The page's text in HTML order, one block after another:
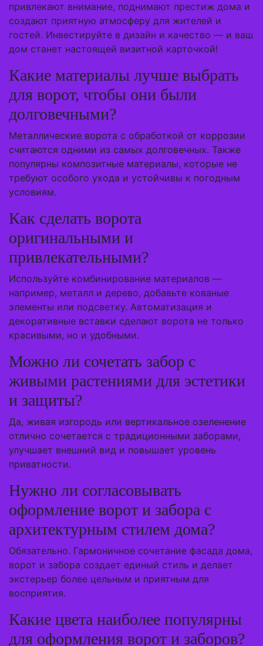
привлекают внимание, поднимают престиж дома и
создают приятную атмосферу для жителей и
гостей. Инвестируйте в дизайн и качество — и ваш
дом станет настоящей визитной карточкой!
Какие материалы лучше выбрать
для ворот, чтобы они были
долговечными?
Металлические ворота с обработкой от коррозии
считаются одними из самых долговечных. Также
популярны композитные материалы, которые не
требуют особого ухода и устойчивы к погодным
условиям.
Как сделать ворота
оригинальными и
привлекательными?
Используйте комбинирование материалов —
например, металл и дерево, добавьте кованые
элементы или подсветку. Автоматизация и
декоративные вставки сделают ворота не только
красивыми, но и удобными.
Можно ли сочетать забор с
живыми растениями для эстетики
и защиты?
Да, живая изгородь или вертикальное озеленение
отлично сочетается с традиционными заборами,
улучшает внешний вид и повышает уровень
приватности.
Нужно ли согласовывать
оформление ворот и забора с
архитектурным стилем дома?
Обязательно. Гармоничное сочетание фасада дома,
ворот и забора создает единый стиль и делает
экстерьер более цельным и приятным для
восприятия.
Какие цвета наиболее популярны
для оформления ворот и заборов?